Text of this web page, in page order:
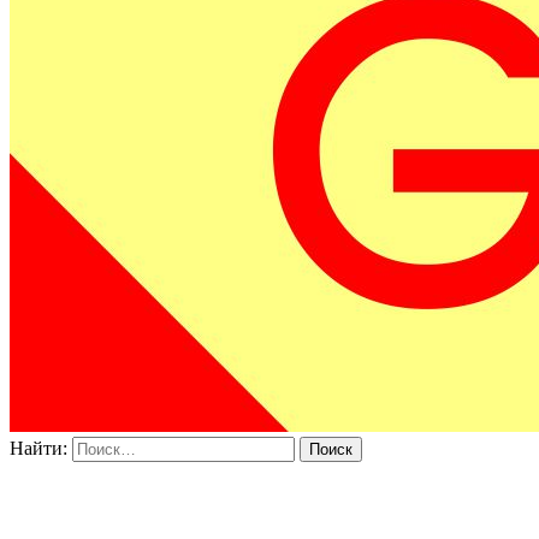
Найти: